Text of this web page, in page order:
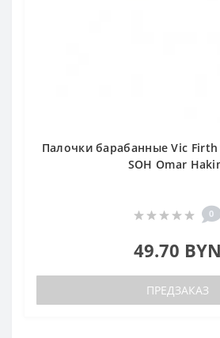
Палочки барабанные Vic
SOH Omar
0
49.70 BYN
ПРЕДЗАКАЗ